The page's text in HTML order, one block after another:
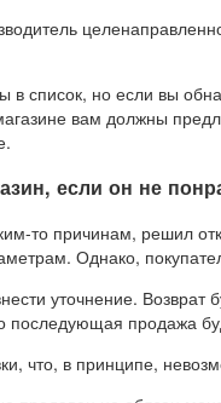
список, но если вы
вам должны
если он не
то причинам, решил
Однако,
уточнение. Возврат
последующая продажа
что, в принципе,